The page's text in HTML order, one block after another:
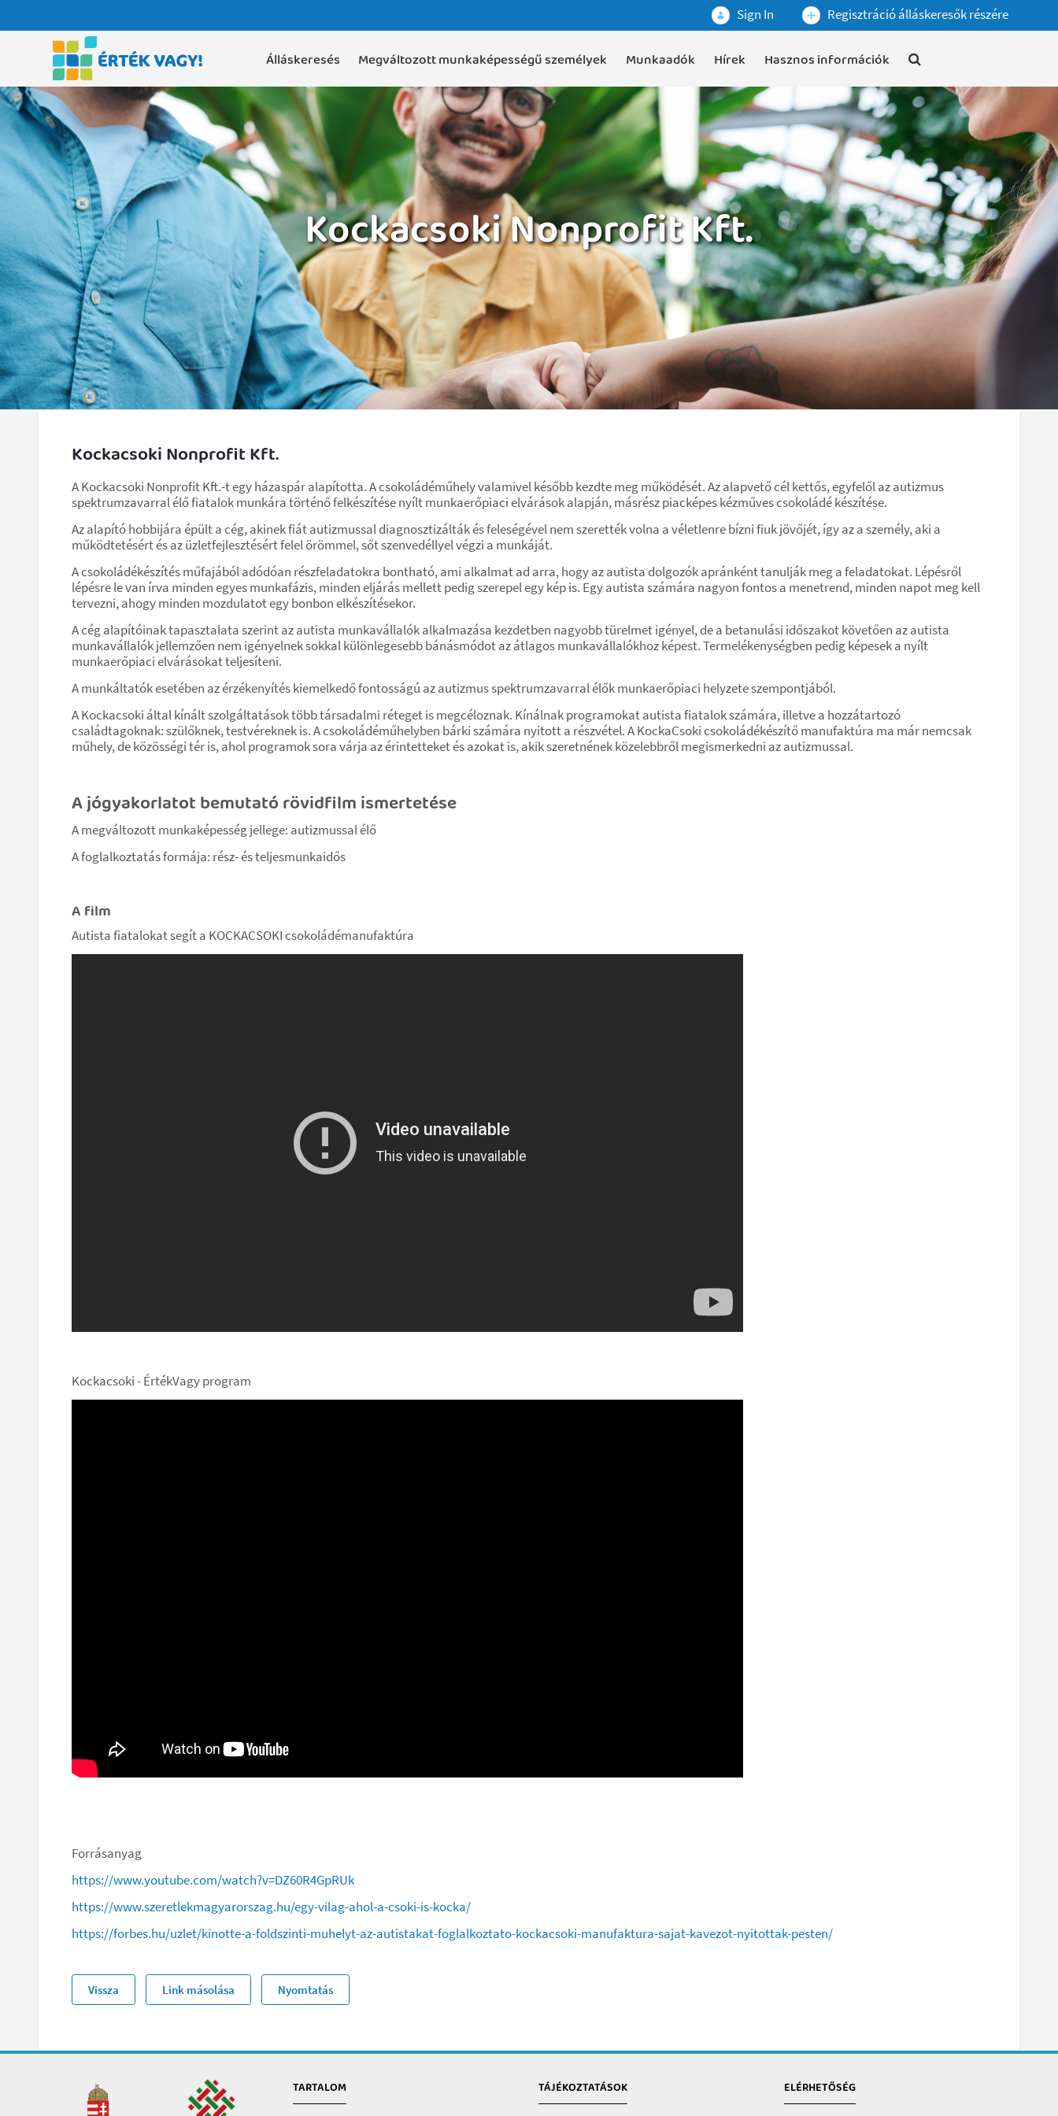
Sign In Regisztráció álláskeresők részére
Álláskeresés Megváltozott munkaképességű személyek Munkaadók Hírek Hasznos információk
Kockacsoki Nonprofit Kft.
Kockacsoki Nonprofit Kft.
A Kockacsoki Nonprofit Kft.-t egy házaspár alapította. A csokoládéműhely valamivel később kezdte meg működését. Az alapvető cél kettős, egyfelől az autizmus
spektrumzavarral élő fiatalok munkára történő felkészítése nyílt munkaerőpiaci elvárások alapján, másrész piacképes kézműves csokoládé készítése.
Az alapító hobbijára épült a cég, akinek fiát autizmussal diagnosztizálták és feleségével nem szerették volna a véletlenre bízni fiuk jövőjét, így az a személy, aki a
működtetésért és az üzletfejlesztésért felel örömmel, sőt szenvedéllyel végzi a munkáját.
A csokoládékészítés műfajából adódóan részfeladatokra bontható, ami alkalmat ad arra, hogy az autista dolgozók apránként tanulják meg a feladatokat. Lépésről
lépésre le van írva minden egyes munkafázis, minden eljárás mellett pedig szerepel egy kép is. Egy autista számára nagyon fontos a menetrend, minden napot meg kell
tervezni, ahogy minden mozdulatot egy bonbon elkészítésekor.
A cég alapítóinak tapasztalata szerint az autista munkavállalók alkalmazása kezdetben nagyobb türelmet igényel, de a betanulási időszakot követően az autista
munkavállalók jellemzően nem igényelnek sokkal különlegesebb bánásmódot az átlagos munkavállalókhoz képest. Termelékenységben pedig képesek a nyílt
munkaerőpiaci elvárásokat teljesíteni.
A munkáltatók esetében az érzékenyítés kiemelkedő fontosságú az autizmus spektrumzavarral élők munkaerőpiaci helyzete szempontjából.
A Kockacsoki által kínált szolgáltatások több társadalmi réteget is megcéloznak. Kínálnak programokat autista fiatalok számára, illetve a hozzátartozó
családtagoknak: szülőknek, testvéreknek is. A csokoládéműhelyben bárki számára nyitott a részvétel. A KockaCsoki csokoládékészítő manufaktúra ma már nemcsak
műhely, de közösségi tér is, ahol programok sora várja az érintetteket és azokat is, akik szeretnének közelebbről megismerkedni az autizmussal.
A jógyakorlatot bemutató rövidfilm ismertetése
A megváltozott munkaképesség jellege: autizmussal élő
A foglalkoztatás formája: rész- és teljesmunkaidős
A film
Autista fiatalokat segít a KOCKACSOKI csokoládémanufaktúra
Kockacsoki - ÉrtékVagy program
Forrásanyag
https://www.youtube.com/watch?v=DZ60R4GpRUk
https://www.szeretlekmagyarorszag.hu/egy-vilag-ahol-a-csoki-is-kocka/
https://forbes.hu/uzlet/kinotte-a-foldszinti-muhelyt-az-autistakat-foglalkoztato-kockacsoki-manufaktura-sajat-kavezot-nyitottak-pesten/
Vissza Link másolása Nyomtatás
TARTALOM TÁJÉKOZTATÁSOK ELÉRHETŐSÉG